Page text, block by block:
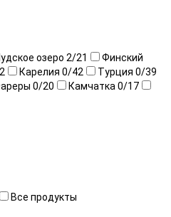
озеро 2/21
Финский
Карелия 0/42 Турция 0/39
0/20 Камчатка 0/17
Все продукты